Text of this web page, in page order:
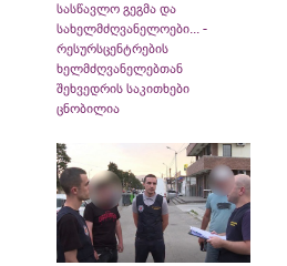
სასწავლო გეგმა და
სახელმძღვანელოები... -
რესურსცენტრების
ხელმძღვანელებთან
შეხვედრის საკითხები
ცნობილია